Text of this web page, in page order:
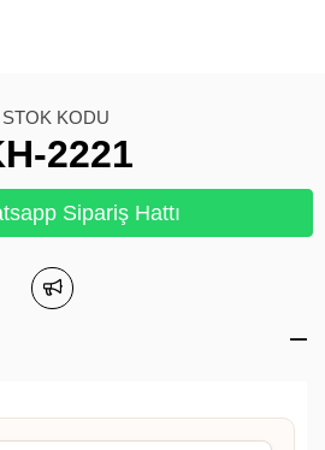
STOK KODU
2221
Sipariş Hattı